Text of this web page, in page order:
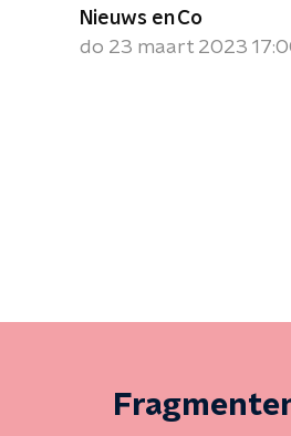
Nieuws en Co
do 23 maart 2023